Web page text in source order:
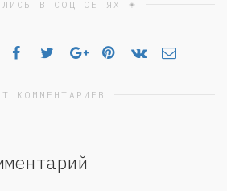
В СОЦ СЕТЯХ ☀
КОММЕНТАРИЕВ